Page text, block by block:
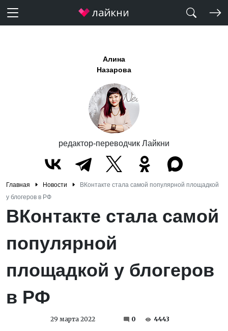
Алина
Назарова
редактор-переводчик Лайкни
Главная Новости
ВКонтакте стала самой популярной площадкой
у блогеров в РФ
ВКонтакте стала самой
популярной
площадкой у блогеров
в РФ
29 марта 2022 0 4443